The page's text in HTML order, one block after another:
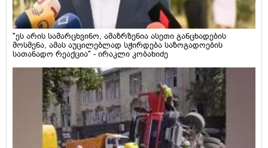
"ეს არის სამარცხვინო, ამაზრზენია ასეთი განცხადების
მოსმენა, ამას აუცილებლად სჭირდება საზოგადოების
სათანადო რეაქცია" - ირაკლი კობახიძე